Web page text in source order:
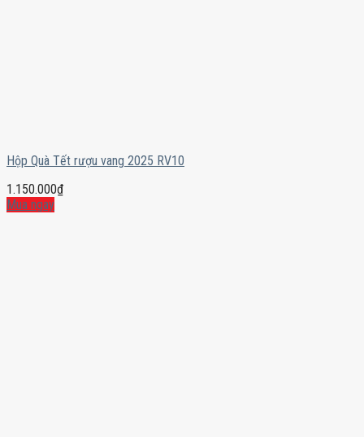
Hộp Quà Tết rượu vang 2025 RV10
1.150.000₫
Mua ngay